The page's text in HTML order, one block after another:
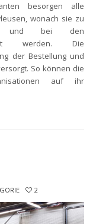
besorgen alle
wonach sie zu
und bei den
werden. Die
der Bestellung und
So können die
auf ihr
2